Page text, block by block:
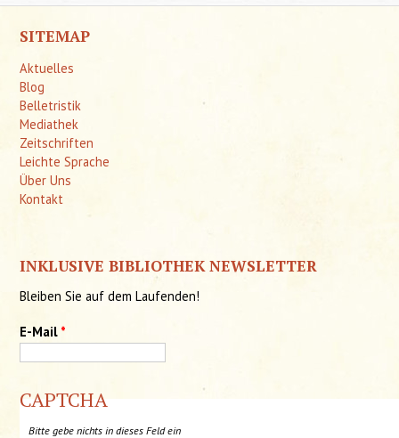
SITEMAP
Aktuelles
Blog
Belletristik
Mediathek
Zeitschriften
Leichte Sprache
Über Uns
Kontakt
INKLUSIVE BIBLIOTHEK NEWSLETTER
Bleiben Sie auf dem Laufenden!
E-Mail *
CAPTCHA
Bitte gebe nichts in dieses Feld ein